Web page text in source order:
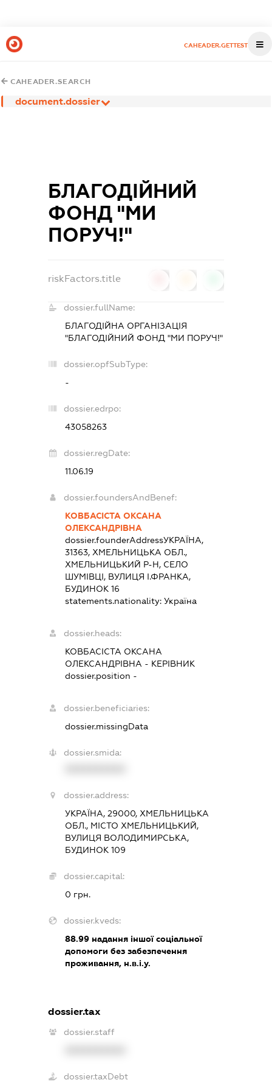
CAHEADER.GETTEST
CAHEADER.SEARCH
document.dossier
БЛАГОДІЙНИЙ
ФОНД "МИ
ПОРУЧ!"
riskFactors.title
dossier.fullName:
БЛАГОДІЙНА ОРГАНІЗАЦІЯ
"БЛАГОДІЙНИЙ ФОНД "МИ ПОРУЧ!"
dossier.opfSubType:
-
dossier.edrpo:
43058263
dossier.regDate:
11.06.19
dossier.foundersAndBenef:
КОВБАСІСТА ОКСАНА
ОЛЕКСАНДРІВНА
dossier.founderAddressУКРАЇНА,
31363, ХМЕЛЬНИЦЬКА ОБЛ.,
ХМЕЛЬНИЦЬКИЙ Р-Н, СЕЛО
ШУМІВЦІ, ВУЛИЦЯ І.ФРАНКА,
БУДИНОК 16
statements.nationality: Україна
dossier.heads:
КОВБАСІСТА ОКСАНА
ОЛЕКСАНДРІВНА - КЕРІВНИК
dossier.position -
dossier.beneficiaries:
dossier.missingData
dossier.smida:
dossier.address:
УКРАЇНА, 29000, ХМЕЛЬНИЦЬКА
ОБЛ., МІСТО ХМЕЛЬНИЦЬКИЙ,
ВУЛИЦЯ ВОЛОДИМИРСЬКА,
БУДИНОК 109
dossier.capital:
0 грн.
dossier.kveds:
88.99надання іншої соціальної
допомоги без забезпечення
проживання, н.в.і.у.
dossier.tax
dossier.staff
dossier.taxDebt